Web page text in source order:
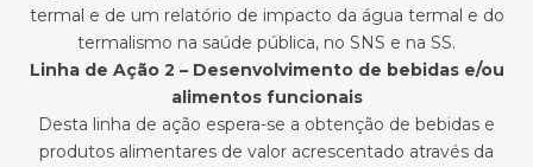
termal e de um relatório de impacto da água termal e do
termalismo na saúde pública, no SNS e na SS.
Linha de Ação 2 – Desenvolvimento de bebidas e/ou
alimentos funcionais
Desta linha de ação espera-se a obtenção de bebidas e
produtos alimentares de valor acrescentado através da